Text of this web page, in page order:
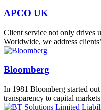
APCO UK
Client service not only drives
Worldwide, we address
Bloomberg
In 1981 Bloomberg started
transparency to capital